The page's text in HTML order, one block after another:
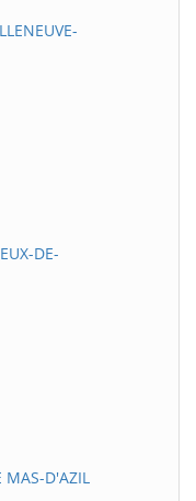
DE-
D'AZIL